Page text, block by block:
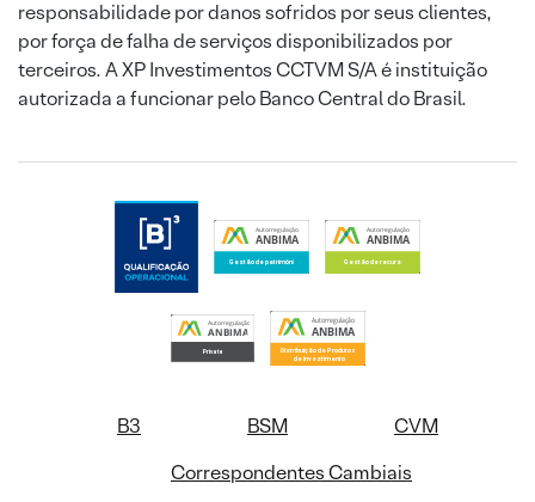
responsabilidade por danos sofridos por seus clientes,
por força de falha de serviços disponibilizados por
terceiros. A XP Investimentos CCTVM S/A é instituição
autorizada a funcionar pelo Banco Central do Brasil.
B3 BSM
CVM
Correspondentes Cambiais